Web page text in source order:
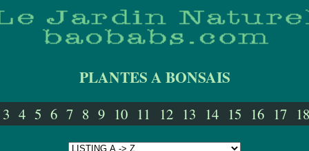
PLANTES A BONSAIS
3 4 5 6 7 8 9 10 11 12 13 14 15 16 17 18